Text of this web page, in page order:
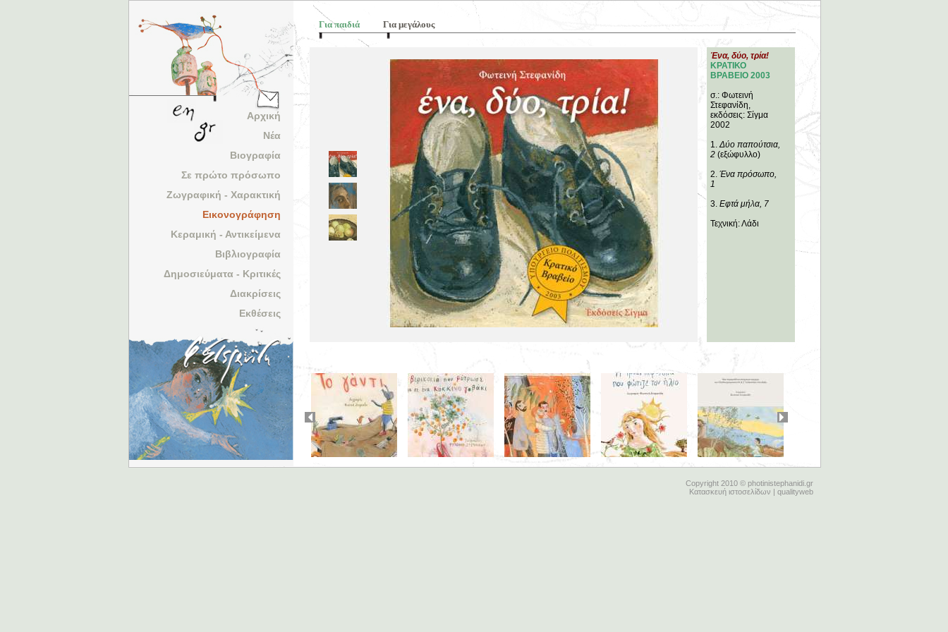
Αρχική
Νέα
Βιογραφία
Σε πρώτο πρόσωπο
Ζωγραφική - Χαρακτική
Εικονογράφηση
Κεραμική - Αντικείμενα
Βιβλιογραφία
Δημοσιεύματα - Κριτικές
Διακρίσεις
Εκθέσεις
Για παιδιά Για μεγάλους
Ένα, δύο, τρία!
ΚΡΑΤΙΚΟ
ΒΡΑΒΕΙΟ 2003
σ.: Φωτεινή
Στεφανίδη,
εκδόσεις: Σίγμα
2002
1.Δύο παπούτσια,
2 (εξώφυλλο)
2. Ένα πρόσωπο,
1
3. Εφτά μήλα, 7
Τεχνική: Λάδι
Copyright 2010 © photinistephanidi.gr
Κατασκευή ιστοσελίδων | qualityweb